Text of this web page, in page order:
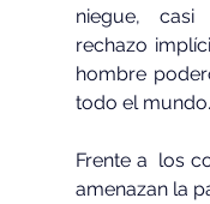
niegue,
rechazo
hombre
todo el mundo.
Frente a  los
amenazan la